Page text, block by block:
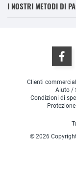
I NOSTRI METODI DI
Clienti
Aiuto /
Condizioni di
© 2026